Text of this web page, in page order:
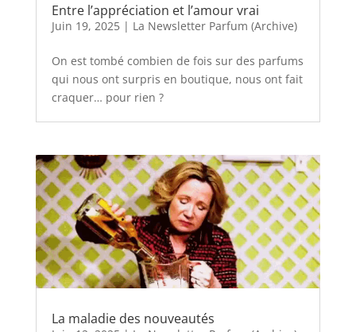
Entre l’appréciation et l’amour vrai
Juin 19, 2025| La Newsletter Parfum (Archive)
On est tombé combien de fois sur des parfums
qui nous ont surpris en boutique, nous ont fait
craquer… pour rien ?
La maladie des nouveautés